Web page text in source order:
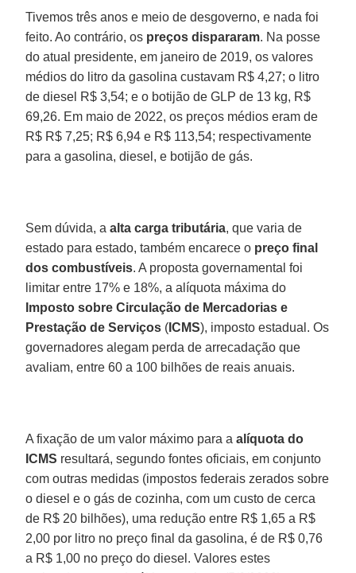
Tivemos três anos e meio de desgoverno, e nada foi
feito. Ao contrário, os preços dispararam. Na posse
do atual presidente, em janeiro de 2019, os valores
médios do litro da gasolina custavam R$ 4,27; o litro
de diesel R$ 3,54; e o botijão de GLP de 13 kg, R$
69,26. Em maio de 2022, os preços médios eram de
R$ R$ 7,25; R$ 6,94 e R$ 113,54; respectivamente
para a gasolina, diesel, e botijão de gás.
Sem dúvida, aalta carga tributária, que varia de
estado para estado, também encarece o preço final
dos combustíveis. A proposta governamental foi
limitar entre 17% e 18%, a alíquota máxima do
Imposto sobre Circulação de Mercadorias e
Prestação de Serviços ( ICMS), imposto estadual. Os
governadores alegam perda de arrecadação que
avaliam, entre 60 a 100 bilhões de reais anuais.
A fixação de um valor máximo para aalíquota do
ICMS resultará, segundo fontes oficiais, em conjunto
com outras medidas (impostos federais zerados sobre
o diesel e o gás de cozinha, com um custo de cerca
de R$ 20 bilhões), uma redução entre R$ 1,65 a R$
2,00 por litro no preço final da gasolina, é de R$ 0,76
a R$ 1,00 no preço do diesel. Valores estes